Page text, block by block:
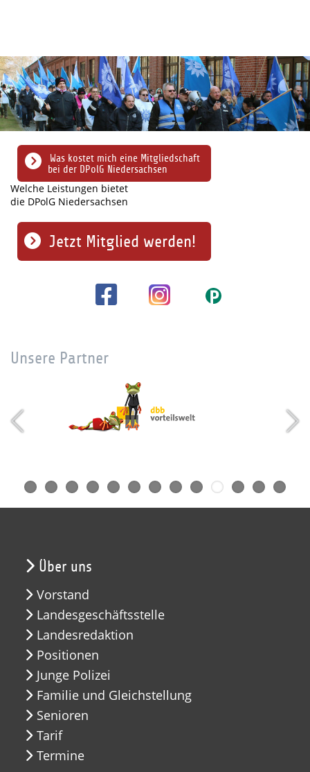
Was kostet mich eine Mitgliedschaft
bei der DPolG Niedersachsen
Welche Leistungen bietet
die DPolG Niedersachsen
Jetzt Mitglied werden!
Unsere Partner
Über uns
Vorstand
Landesgeschäftsstelle
Landesredaktion
Positionen
Junge Polizei
Familie und Gleichstellung
Senioren
Tarif
Termine